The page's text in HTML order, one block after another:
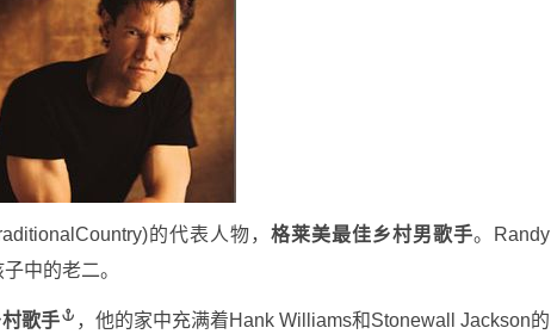
的代表人物，格莱美最佳乡村男歌手。Randy
中的老二。
歌手
，他的家中充满着Hank Williams和Stonewall Jackson的